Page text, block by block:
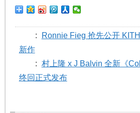
:
Ronnie Fieg 抢先公开
新作
: 村上隆 x J Balvin 全新《
终回正式发布